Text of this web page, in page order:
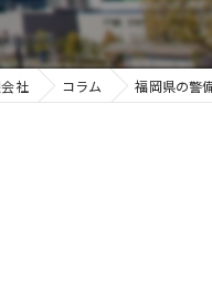
社 コラム 福岡県の警